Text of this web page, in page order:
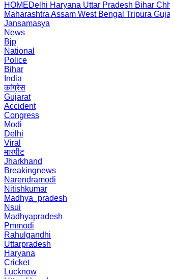
HOMEDelhi Haryana Uttar Pradesh Bihar
Maharashtra Assam West Bengal Tripura
Jansamasya
News
Bjp
National
Police
Bihar
India
कांग्रेस
Gujarat
Accident
Congress
Modi
Delhi
Viral
मारपीट
Jharkhand
Breakingnews
Narendramodi
Nitishkumar
Madhya_pradesh
Nsui
Madhyapradesh
Pmmodi
Rahulgandhi
Uttarpradesh
Haryana
Cricket
Lucknow